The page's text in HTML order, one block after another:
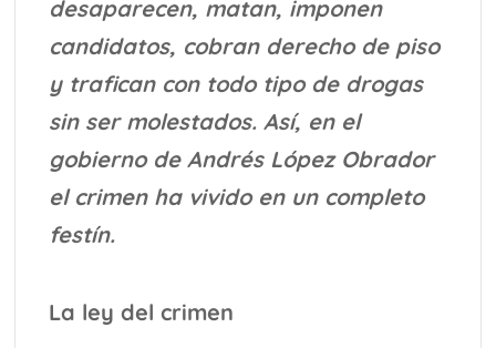
desaparecen, matan, imponen
candidatos, cobran derecho de piso
y trafican con todo tipo de drogas
sin ser molestados. Así, en el
gobierno de Andrés López Obrador
el crimen ha vivido en un completo
festín.
La ley del crimen